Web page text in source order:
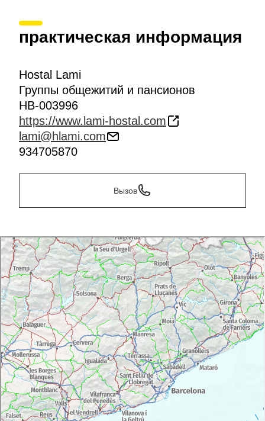
практическая информация
Hostal Lami
Группы общежитий и пансионов
HB-003996
https://www.lami-hostal.com
lami@hlami.com
934705870
Вызов